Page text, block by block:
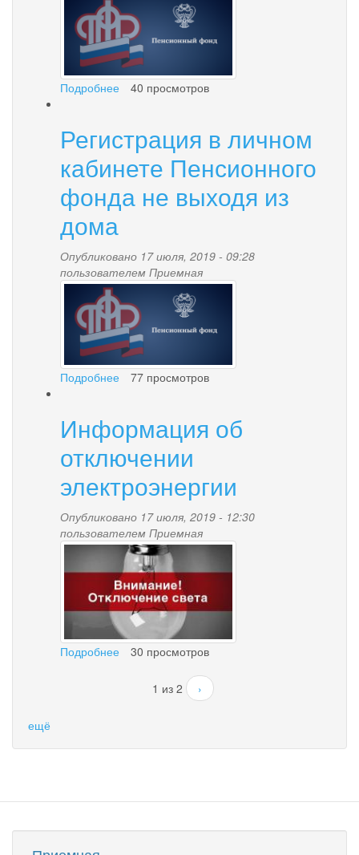
Подробнее
кто
это?
40 просмотров
Регистрация в личном
кабинете Пенсионного
фонда не выходя из
дома
Опубликовано 17 июля, 2019 - 09:28
пользователем Приемная
Подробнее
личном
кабинете
Пенсионного
не
выходя
из
дома
77 просмотров
Информация об
отключении
электроэнергии
Опубликовано 17 июля, 2019 - 12:30
пользователем Приемная
115951-
50418.jpg
Подробнее 30 просмотров
1 из 2 ›
ещё